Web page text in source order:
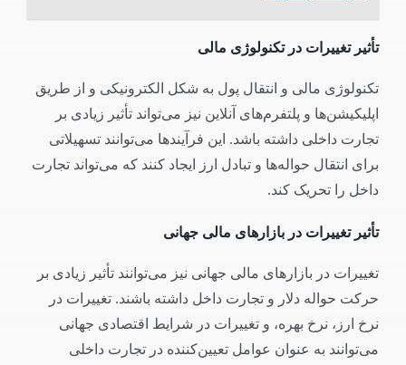
تأثیر تغییرات در تکنولوژی مالی
تکنولوژی مالی و انتقال پول به شکل الکترونیکی و از طریق
اپلیکیشن‌ها و پلتفرم‌های آنلاین نیز می‌تواند تأثیر زیادی بر
تجارت داخلی داشته باشد. این فرآیندها می‌توانند تسهیلاتی
برای انتقال حواله‌ها و تبادل ارز ایجاد کنند که می‌تواند تجارت
داخل را تحریک کند.
تأثیر تغییرات در بازارهای مالی جهانی
تغییرات در بازارهای مالی جهانی نیز می‌توانند تأثیر زیادی بر
حرکت حواله دلار و تجارت داخل داشته باشند. تغییرات در
نرخ ارز، نرخ بهره، و تغییرات در شرایط اقتصادی جهانی
می‌توانند به عنوان عوامل تعیین‌کننده در تجارت داخلی